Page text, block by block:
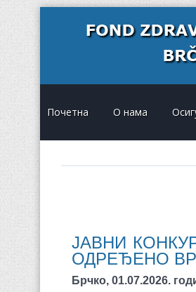
Почетна О нама
ЈАВНИ
ОДРЕЂЕНО
Брчко, 01.07.2026.